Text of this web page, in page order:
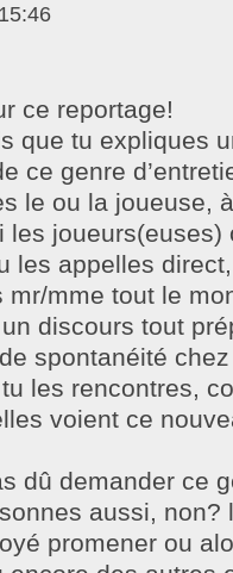
ce reportage!
que tu expliques
ce genre
le ou la joueuse,
les joueurs(euses)
les appelles
mr/mme tout le
discours tout
spontanéité
les rencontres,
voient ce
dû demander ce
aussi, non?
promener ou